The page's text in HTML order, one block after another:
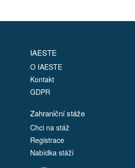
IAESTE
O IAESTE
Kontakt
GDPR
Zahraniční stáže
Chci na stáž
Registrace
Nabídka stáží